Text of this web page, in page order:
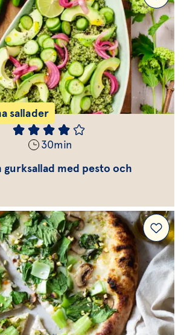
sallader
30min
med pesto och